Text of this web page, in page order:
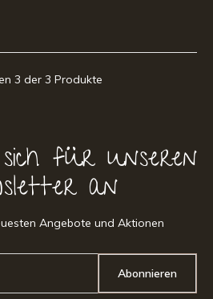
3 der 3 Produkte
für unseren
an
Angebote und Aktionen
Abonnieren